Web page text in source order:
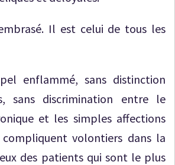
Il est celui de tous les
enflammé, sans distinction
sans discrimination entre le
et les simples affections
volontiers dans la
des patients qui sont le plus